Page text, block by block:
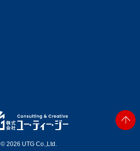
© 2026 UTG Co.,Ltd.